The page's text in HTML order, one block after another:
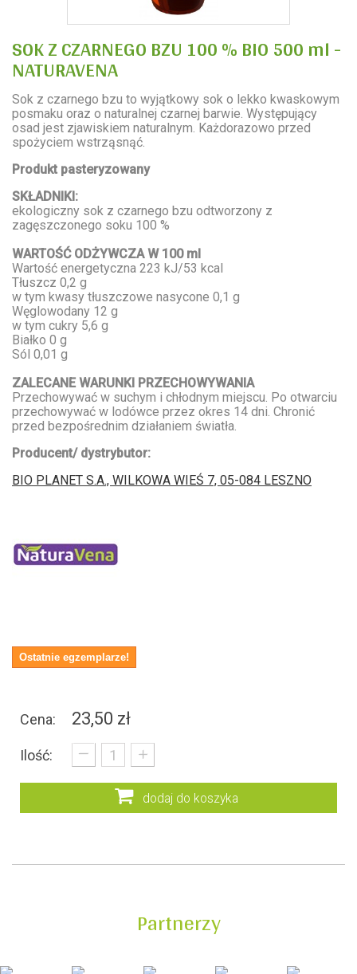
SOK Z CZARNEGO BZU 100 % BIO 500 ml -
NATURAVENA
Sok z czarnego bzu to wyjątkowy sok o lekko kwaskowym
posmaku oraz o naturalnej czarnej barwie. Występujący
osad jest zjawiskiem naturalnym. Każdorazowo przed
spożyciem wstrząsnąć.
Produkt pasteryzowany
SKŁADNIKI:
ekologiczny sok z czarnego bzu odtworzony z
zagęszczonego soku 100 %
WARTOŚĆ ODŻYWCZA W 100 ml
Wartość energetyczna 223 kJ/53 kcal
Tłuszcz 0,2 g
w tym kwasy tłuszczowe nasycone 0,1 g
Węglowodany 12 g
w tym cukry 5,6 g
Białko 0 g
Sól 0,01 g
ZALECANE WARUNKI PRZECHOWYWANIA
Przechowywać w suchym i chłodnym miejscu. Po otwarciu
przechowywać w lodówce przez okres 14 dni. Chronić
przed bezpośrednim działaniem światła.
Producent/ dystrybutor:
BIO PLANET S.A., WILKOWA WIEŚ 7, 05-084 LESZNO
Ostatnie egzemplarze!
Cena: 23,50 zł
Ilość:
_ +
dodaj do koszyka
Partnerzy